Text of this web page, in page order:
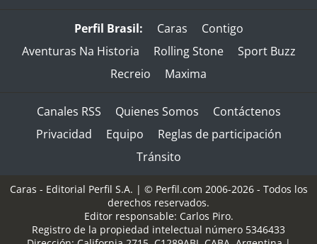
Perfil Brasil: Caras
Contigo
Aventuras Na Historia
Rolling Stone
Sport Buzz
Recreio
Maxima
Canales RSS Quienes Somos
Contáctenos
Privacidad
Equipo
Reglas de participación
Tránsito
Caras - Editorial Perfil S.A. | © Perfil.com 2006-2026 - Todos los
derechos reservados.
Editor responsable: Carlos Piro.
Registro de la propiedad intelectual número 5346433